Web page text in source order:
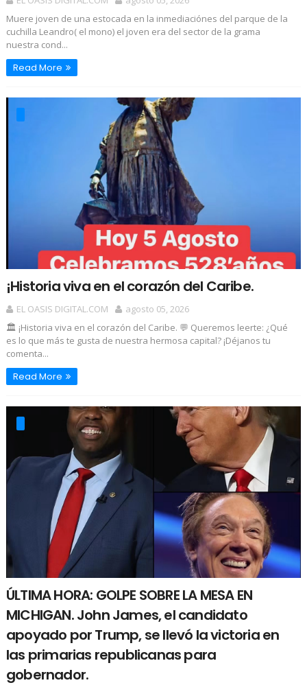
Muere joven de una estocada en la inmediaciónes del parque de la
cuchilla Leandro( el mono) el joven era del sector de la grama
nuestra cond...
Read More
¡Historia viva en el corazón del Caribe.
EL OASIS DIGITAL.COM
agosto 05, 2026
🏛️ ¡Historia viva en el corazón del Caribe. 💬 Queremos leerte: ¿Qué
es lo que más te gusta de nuestra hermosa capital? ¡Déjanos tu
comenta...
Read More
ÚLTIMA HORA: GOLPE SOBRE LA MESA EN
MICHIGAN. John James, el candidato
apoyado por Trump, se llevó la victoria en
las primarias republicanas para
gobernador.